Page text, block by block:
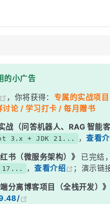
的小广告
，你将获得： 专属的实战项
论 / 学习打卡 / 每月赠书
战（问答机器人、RAG 智能
3.x + JDK 21... ，查看
书（微服务架构）》 已完结
17... ，查看介绍 ；演示链
分离博客项目（全栈开发）》